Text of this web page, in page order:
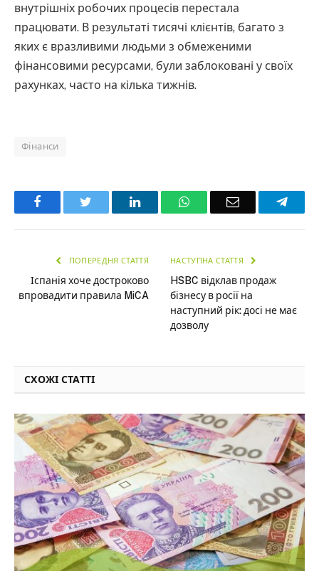
внутрішніх робочих процесів перестала
працювати. В результаті тисячі клієнтів, багато з
яких є вразливими людьми з обмеженими
фінансовими ресурсами, були заблоковані у своїх
рахунках, часто на кілька тижнів.
Фінанси
Facebook LinkedInWhatsAppEmail
ПОПЕРЕДНЯ СТАТТЯ
Іспанія хоче достроково
впровадити правила MiCA
НАСТУПНА СТАТТЯ
HSBC відклав продаж
бізнесу в росії на
наступний рік: досі не має
дозволу
СХОЖІ СТАТТІ